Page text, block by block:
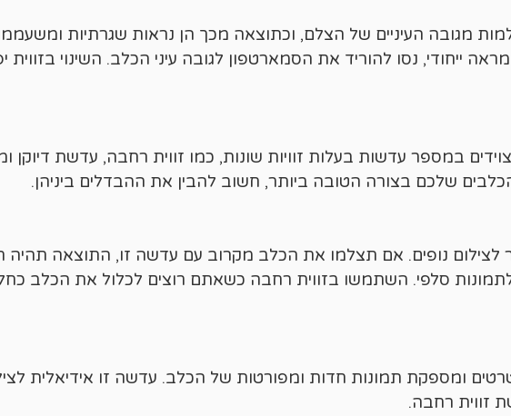
מגובה העיניים של הצלם, וכתוצאה מכך הן נראות שגרתיות
ייחודי, נסו להוריד את הסמארטפון לגובה עיני הכלב. השינוי בזווית
במספר עדשות בעלות זוויות שונות, כמו זווית רחבה, עדשת דיוקן
שלכם בצורה הטובה ביותר, חשוב להבין את ההבדלים ביניהן.
לצילום נופים. אם תצלמו את הכלב מקרוב עם עדשה זו, התוצאה תהיה
סלפי. השתמשו בזווית רחבה כשאתם רוצים לכלול את הכלב
ומספקת תמונות חדות ומפורטות של הכלב. עדשה זו אידיאלית
זווית רחבה.